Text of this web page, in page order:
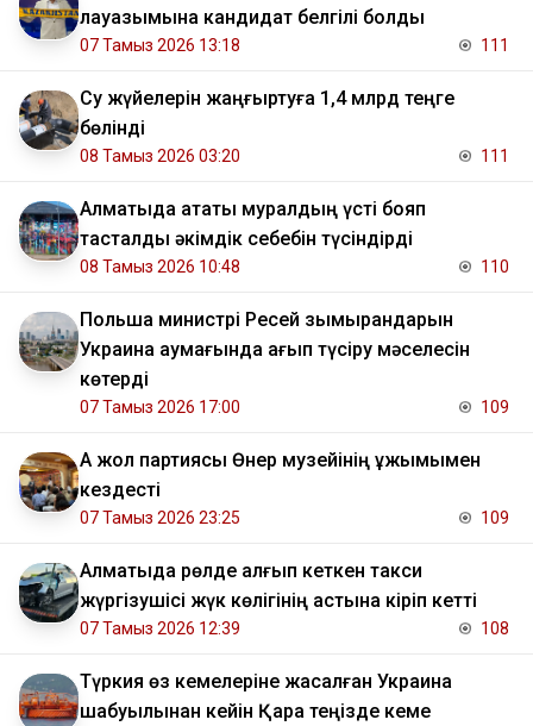
лауазымына кандидат белгілі болды
07 Тамыз 2026 13:18 111
Су жүйелерін жаңғыртуға 1,4 млрд теңге
бөлінді
08 Тамыз 2026 03:20 111
Алматыда атақты муралдың үсті бояп
тасталды әкімдік себебін түсіндірді
08 Тамыз 2026 10:48 110
Польша министрі Ресей зымырандарын
Украина аумағында қағып түсіру мәселесін
көтерді
07 Тамыз 2026 17:00 109
Ақ жол партиясы Өнер музейінің ұжымымен
кездесті
07 Тамыз 2026 23:25 109
Алматыда рөлде қалғып кеткен такси
жүргізушісі жүк көлігінің астына кіріп кетті
07 Тамыз 2026 12:39 108
Түркия өз кемелеріне жасалған Украина
шабуылынан кейін Қара теңізде кеме